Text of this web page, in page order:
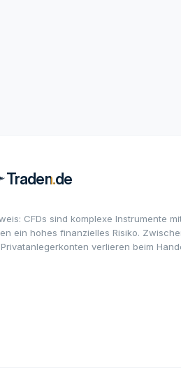
CFDs sind komplexe Instrumente
ein hohes finanzielles Risiko.
verlieren beim